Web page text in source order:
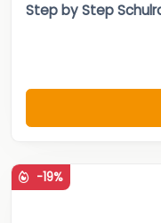
Step by Step
-19%